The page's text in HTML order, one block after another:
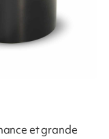
et grande